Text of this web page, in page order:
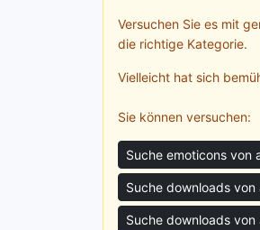
Versuchen Sie es mit
die richtige Kategorie.
Vielleicht hat sich
Sie können versuchen:
Suche emoticons von
Suche downloads von
Suche downloads von